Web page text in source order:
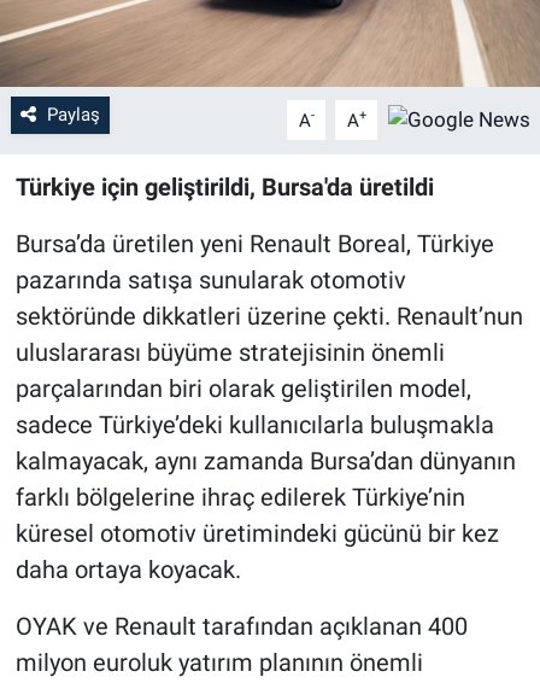
Paylaş A- A+
Türkiye için geliştirildi, Bursa'da üretildi
Bursa’da üretilen yeni Renault Boreal, Türkiye
pazarında satışa sunularak otomotiv
sektöründe dikkatleri üzerine çekti. Renault’nun
uluslararası büyüme stratejisinin önemli
parçalarından biri olarak geliştirilen model,
sadece Türkiye’deki kullanıcılarla buluşmakla
kalmayacak, aynı zamanda Bursa’dan dünyanın
farklı bölgelerine ihraç edilerek Türkiye’nin
küresel otomotiv üretimindeki gücünü bir kez
daha ortaya koyacak.
OYAK ve Renault tarafından açıklanan 400
milyon euroluk yatırım planının önemli
Ekonomi
Teknoloji
Magazin
Siyaset
Yaşam
Spor
Nöbetçi Eczaneler